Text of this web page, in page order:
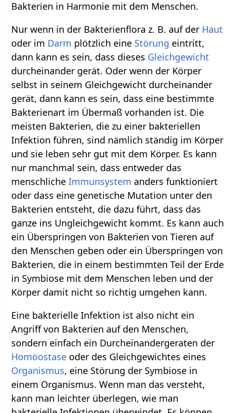
Bakterien in Harmonie mit dem Menschen.
Nur wenn in der Bakterienflora z. B. auf der Haut
oder im Darm plötzlich eine Störung eintritt,
dann kann es sein, dass dieses Gleichgewicht
durcheinander gerät. Oder wenn der Körper
selbst in seinem Gleichgewicht durcheinander
gerät, dann kann es sein, dass eine bestimmte
Bakterienart im Übermaß vorhanden ist. Die
meisten Bakterien, die zu einer bakteriellen
Infektion führen, sind nämlich ständig im Körper
und sie leben sehr gut mit dem Körper. Es kann
nur manchmal sein, dass entweder das
menschlicheImmunsystem anders funktioniert
oder dass eine genetische Mutation unter den
Bakterien entsteht, die dazu führt, dass das
ganze ins Ungleichgewicht kommt. Es kann auch
ein Überspringen von Bakterien von Tieren auf
den Menschen geben oder ein Überspringen von
Bakterien, die in einem bestimmten Teil der Erde
in Symbiose mit dem Menschen leben und der
Körper damit nicht so richtig umgehen kann.
Eine bakterielle Infektion ist also nicht ein
Angriff von Bakterien auf den Menschen,
sondern einfach ein Durcheinandergeraten der
Homöostase oder des Gleichgewichtes eines
Organismus, eine Störung der Symbiose in
einem Organismus. Wenn man das versteht,
kann man leichter überlegen, wie man